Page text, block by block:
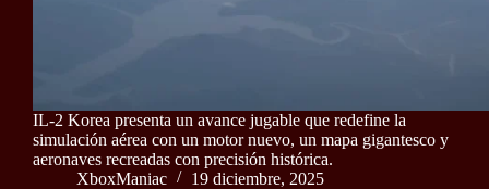
IL-2 Korea presenta un avance jugable que redefine la
simulación aérea con un motor nuevo, un mapa gigantesco y
aeronaves recreadas con precisión histórica.
XboxManiac
19 diciembre, 2025